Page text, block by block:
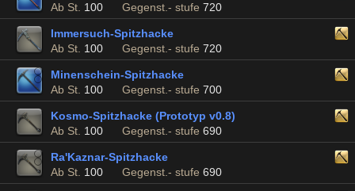
Ab St. 100 Gegenst.- stufe 720
Immersuch-Spitzhacke
Ab St. 100 Gegenst.- stufe 720
Minenschein-Spitzhacke
Ab St. 100 Gegenst.- stufe 700
Kosmo-Spitzhacke (Prototyp v0.8)
Ab St. 100 Gegenst.- stufe 690
Ra'Kaznar-Spitzhacke
Ab St. 100 Gegenst.- stufe 690